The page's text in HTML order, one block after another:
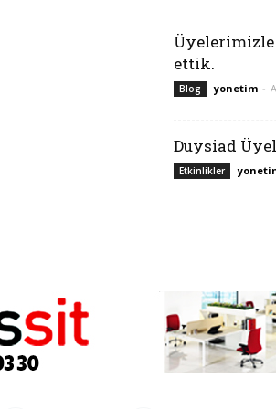
ettik.
Blog yonetim -
Duysiad
Etkinlikler